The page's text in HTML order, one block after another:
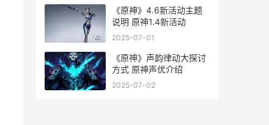
《原神》4.6新活动主题
说明 原神1.4新活动
2025-07-01
《原神》声韵律动大探讨
方式 原神声优介绍
2025-07-02